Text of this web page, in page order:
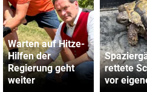
Warten auf Hitze-
Hilfen der
Regierung geht
weiter
rettete
vor